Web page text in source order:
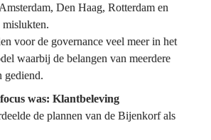
Den Haag, Rotterdam en
voor de governance veel meer in het
waarbij de belangen van meerdere
gediend.
was: Klantbeleving
de plannen van de Bijenkorf als